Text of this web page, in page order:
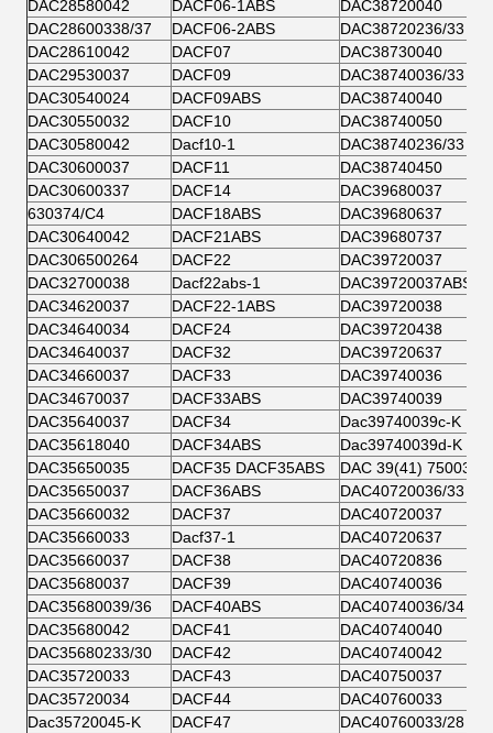
DAC28580042 DACF06-1ABS
DAC38720040
DAC28600338/37
DACF06-2ABS
DAC38720236/33
DAC28610042
DACF07
DAC38730040
DAC29530037
DACF09
DAC38740036/33
DAC30540024
DACF09ABS
DAC38740040
DAC30550032
DACF10
DAC38740050
DAC30580042
Dacf10-1
DAC38740236/33
DAC30600037
DACF11
DAC38740450
DAC30600337
DACF14
DAC39680037
630374/C4
DACF18ABS
DAC39680637
DAC30640042
DACF21ABS
DAC39680737
DAC306500264
DACF22
DAC39720037
DAC32700038
Dacf22abs-1
DAC39720037ABS
DAC34620037
DACF22-1ABS
DAC39720038
DAC34640034
DACF24
DAC39720438
DAC34640037
DACF32
DAC39720637
DAC34660037
DACF33
DAC39740036
DAC34670037
DACF33ABS
DAC39740039
DAC35640037
DACF34
Dac39740039c-Κ
DAC35618040
DACF34ABS
Dac39740039d-Κ
DAC35650035
DACF35 DACF35ABS
DAC 39(41) 750037
DAC35650037
DACF36ABS
DAC40720036/33
DAC35660032
DACF37
DAC40720037
DAC35660033
Dacf37-1
DAC40720637
DAC35660037
DACF38
DAC40720836
DAC35680037
DACF39
DAC40740036
DAC35680039/36
DACF40ABS
DAC40740036/34
DAC35680042
DACF41
DAC40740040
DAC35680233/30
DACF42
DAC40740042
DAC35720033
DACF43
DAC40750037
DAC35720034
DACF44
DAC40760033
Dac35720045-Κ
DACF47
DAC40760033/28